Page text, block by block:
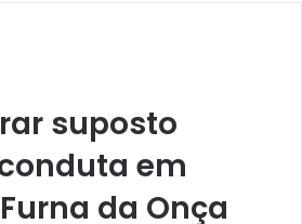
suposto
em
da Onça